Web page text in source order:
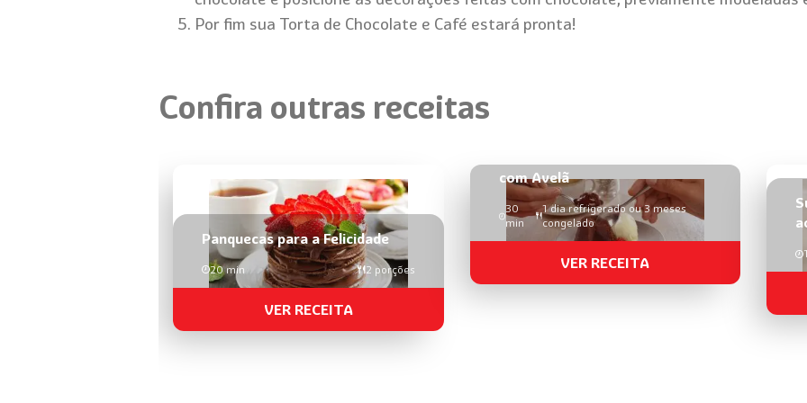
Por fim sua Torta de Chocolate e Café estará pronta!
Confira outras receitas
Panquecas para a Felicidade
20 min 2 porções
VER RECEITA
com Avelã
30
min
1 dia refrigerado ou 3 meses
congelado
VER RECEITA